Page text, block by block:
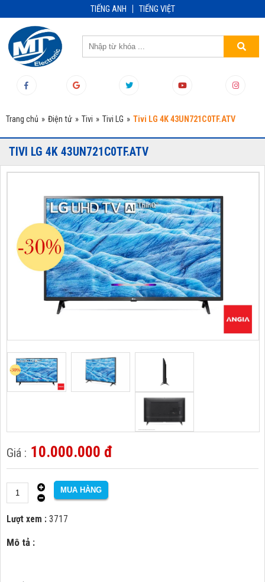
TIẾNG ANH TIẾNG VIỆT
Trang chủ » Điện tử » Tivi » Tivi LG » Tivi LG 4K 43UN721C0TF.ATV
TIVI LG 4K 43UN721C0TF.ATV
10.000.000 đ
Lượt xem : 3717
Mô tả :